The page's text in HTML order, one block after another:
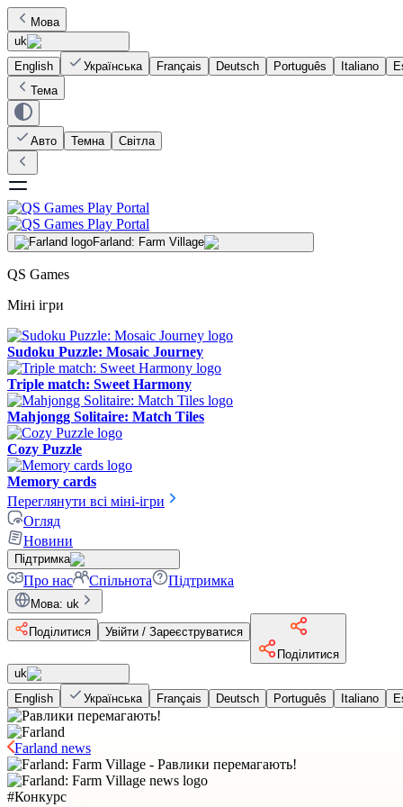
Мова
uk
English
Українська Français Deutsch Português Italiano
Тема
Авто Темна Світла
Farland: Farm Village
QS Games
Міні ігри
Sudoku Puzzle: Mosaic Journey
Triple match: Sweet Harmony
Mahjongg Solitaire: Match Tiles
Cozy Puzzle
Memory cards
Переглянути всі міні-ігри
Огляд
Новини
Підтримка
Про нас Спільнота Підтримка
Мова: uk
Поділитися
Увійти / Зареєструватися
Поділитися
uk
English
Українська Français Deutsch Português Italiano
Farland news
#Конкурс